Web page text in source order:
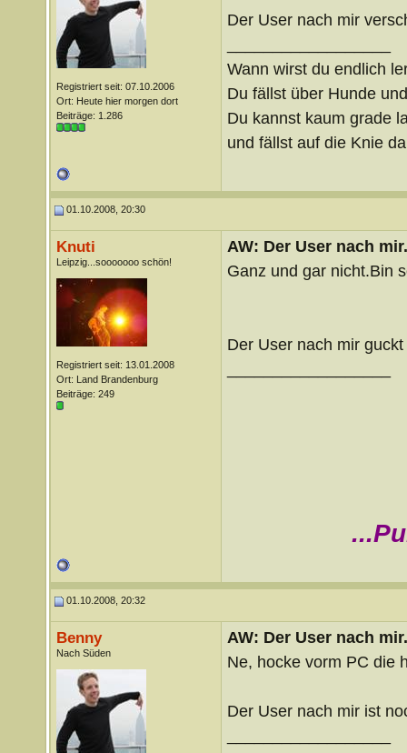
Registriert seit: 07.10.2006
Ort: Heute hier morgen dort
Beiträge: 1.286
Der User nach mir
Wann wirst du endlich
Du fällst über Hunde
Du kannst kaum grade
und fällst auf die Knie
01.10.2008, 20:30
Knuti
Leipzig...sooooooo schön!
Registriert seit: 13.01.2008
Ort: Land Brandenburg
Beiträge: 249
AW: Der User nach
Ganz und gar nicht.Bin
Der User nach mir
01.10.2008, 20:32
Benny
Nach Süden
AW: Der User nach
Ne, hocke vorm PC die
Der User nach mir ist